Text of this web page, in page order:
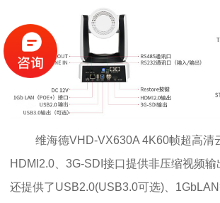
维海德VHD-VX630A 4K60帧超高清
HDMI2.0、3G-SDI接口提供非压缩视频输
还提供了USB2.0(USB3.0可选)、